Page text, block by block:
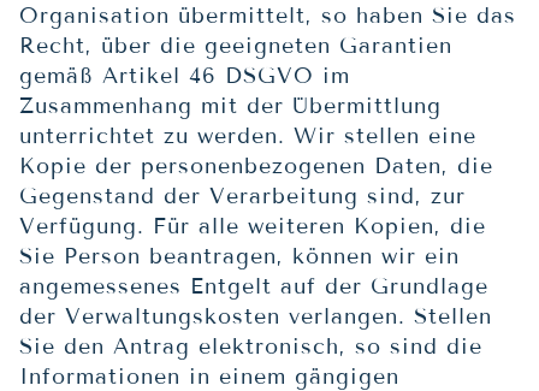
Organisation übermittelt, so haben Sie das
Recht, über die geeigneten Garantien
gemäß Artikel 46 DSGVO im
Zusammenhang mit der Übermittlung
unterrichtet zu werden. Wir stellen eine
Kopie der personenbezogenen Daten, die
Gegenstand der Verarbeitung sind, zur
Verfügung. Für alle weiteren Kopien, die
Sie Person beantragen, können wir ein
angemessenes Entgelt auf der Grundlage
der Verwaltungskosten verlangen. Stellen
Sie den Antrag elektronisch, so sind die
Informationen in einem gängigen